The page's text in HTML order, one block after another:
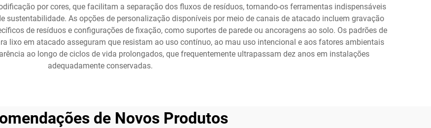
por cores, que facilitam a separação dos fluxos de resíduos, tornando-os ferramentas indispensáveis
sustentabilidade. As opções de personalização disponíveis por meio de canais de atacado incluem gravação
de resíduos e configurações de fixação, como suportes de parede ou ancoragens ao solo. Os padrões de
lixo em atacado asseguram que resistam ao uso contínuo, ao mau uso intencional e aos fatores ambientais
ao longo de ciclos de vida prolongados, que frequentemente ultrapassam dez anos em instalações
adequadamente conservadas.
de Novos Produtos